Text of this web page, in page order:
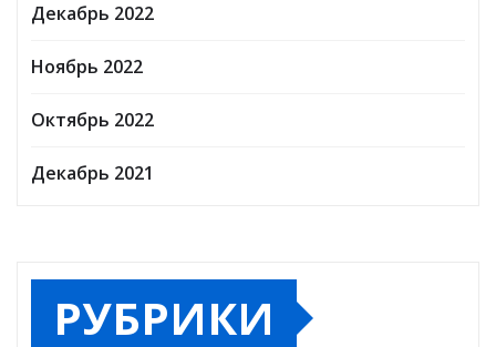
Декабрь 2022
Ноябрь 2022
Октябрь 2022
Декабрь 2021
РУБРИКИ